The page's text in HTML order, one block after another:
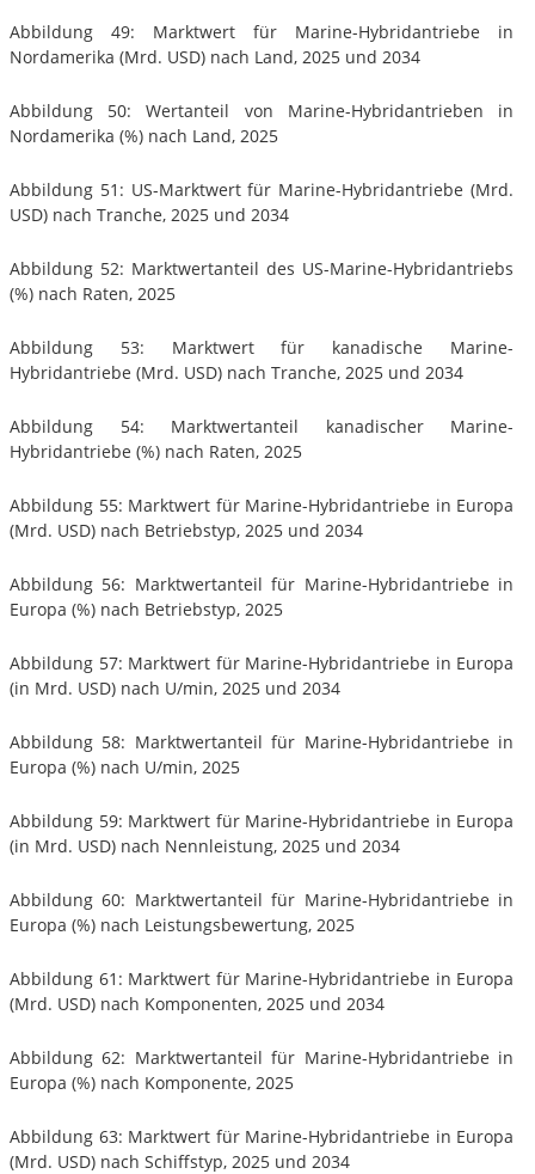
Abbildung 49: Marktwert für Marine-Hybridantriebe in
Nordamerika (Mrd. USD) nach Land, 2025 und 2034
Abbildung 50: Wertanteil von Marine-Hybridantrieben in
Nordamerika (%) nach Land, 2025
Abbildung 51: US-Marktwert für Marine-Hybridantriebe (Mrd.
USD) nach Tranche, 2025 und 2034
Abbildung 52: Marktwertanteil des US-Marine-Hybridantriebs
(%) nach Raten, 2025
Abbildung 53: Marktwert für kanadische Marine-
Hybridantriebe (Mrd. USD) nach Tranche, 2025 und 2034
Abbildung 54: Marktwertanteil kanadischer Marine-
Hybridantriebe (%) nach Raten, 2025
Abbildung 55: Marktwert für Marine-Hybridantriebe in Europa
(Mrd. USD) nach Betriebstyp, 2025 und 2034
Abbildung 56: Marktwertanteil für Marine-Hybridantriebe in
Europa (%) nach Betriebstyp, 2025
Abbildung 57: Marktwert für Marine-Hybridantriebe in Europa
(in Mrd. USD) nach U/min, 2025 und 2034
Abbildung 58: Marktwertanteil für Marine-Hybridantriebe in
Europa (%) nach U/min, 2025
Abbildung 59: Marktwert für Marine-Hybridantriebe in Europa
(in Mrd. USD) nach Nennleistung, 2025 und 2034
Abbildung 60: Marktwertanteil für Marine-Hybridantriebe in
Europa (%) nach Leistungsbewertung, 2025
Abbildung 61: Marktwert für Marine-Hybridantriebe in Europa
(Mrd. USD) nach Komponenten, 2025 und 2034
Abbildung 62: Marktwertanteil für Marine-Hybridantriebe in
Europa (%) nach Komponente, 2025
Abbildung 63: Marktwert für Marine-Hybridantriebe in Europa
(Mrd. USD) nach Schiffstyp, 2025 und 2034